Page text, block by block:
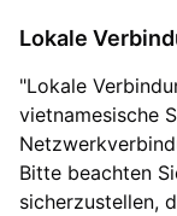
Lokale
"Lokale
vietnamesische
Bitte beachten
sicherzustellen,